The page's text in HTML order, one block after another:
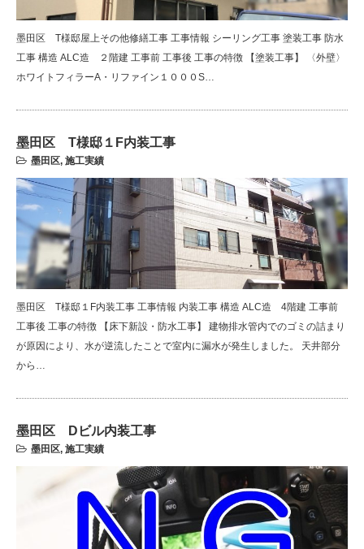
墨田区 T様邸屋上その他修繕工事 工事情報 シーリング工事 塗装工事 防水
工事 構造 ALC造 ２階建 工事前 工事後 工事の特徴 【塗装工事】 〈外壁〉
ホワイトフィラーA・リファイン１０００S…
墨田区 T様邸１F内装工事
墨田区, 施工実績
墨田区 T様邸１F内装工事 工事情報 内装工事 構造 ALC造 4階建 工事前
工事後 工事の特徴 【床下新設・防水工事】 建物排水管内でのゴミの詰まり
が原因により、水が逆流したことで室内に漏水が発生しました。 天井部分
から…
墨田区 Dビル内装工事
墨田区, 施工実績